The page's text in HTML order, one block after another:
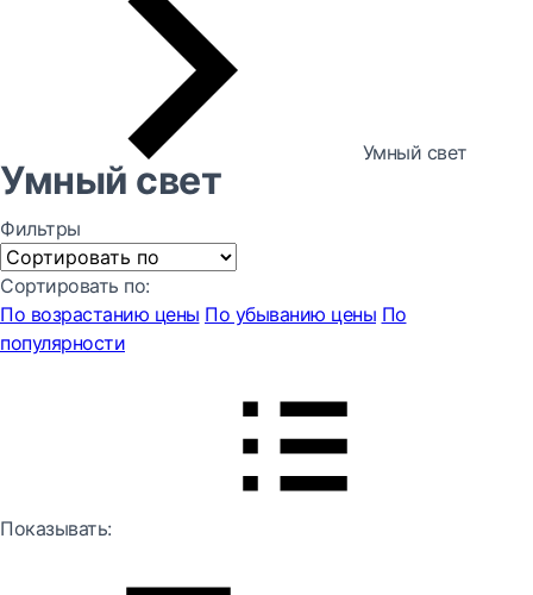
Умный свет
Умный свет
Фильтры
Сортировать по:
По возрастанию цены По убыванию цены По
популярности
Показывать: